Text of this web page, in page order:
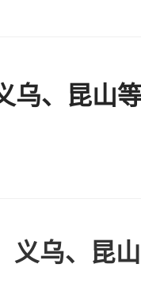
、昆山
乌、昆